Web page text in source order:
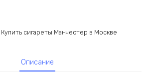
Купить сигареты Манчестер в Москве
Описание